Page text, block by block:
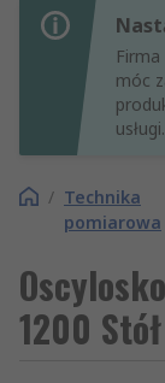
móc
usługi.
/ Technika
pomiarowa
1200